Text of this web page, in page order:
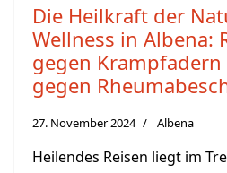
Die Heilkraft der
Wellness in Albena:
gegen
gegen
27. November 2024 Albena
Heilendes Reisen liegt im